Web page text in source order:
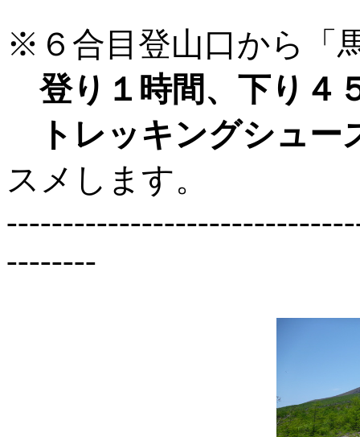
※６合目登山口から「
登り１時間、下り４
トレッキングシュー
スメします。
--------